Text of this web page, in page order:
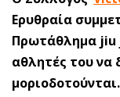
Ερυθραία
Πρωτάθλημα jiu
αθλητές του να
μοριοδοτούνται.